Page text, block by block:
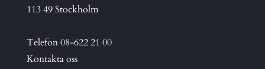
113 49 Stockholm
Telefon08-622 21 00
Kontakta oss